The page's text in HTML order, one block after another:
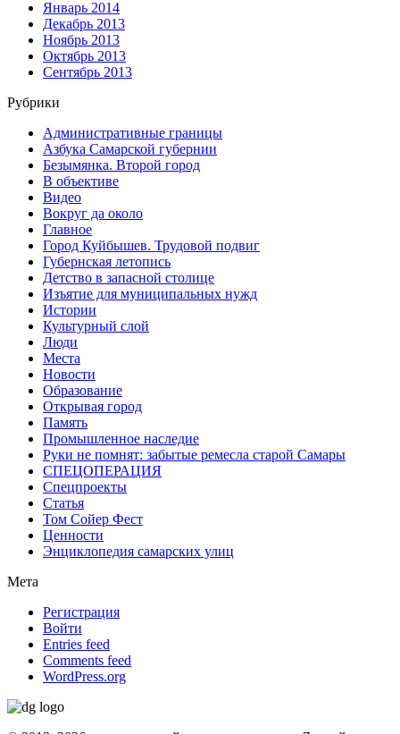
Январь 2014
Декабрь 2013
Ноябрь 2013
Октябрь 2013
Сентябрь 2013
Рубрики
Административные границы
Азбука Самарской губернии
Безымянка. Второй город
В объективе
Видео
Вокруг да около
Главное
Город Куйбышев. Трудовой подвиг
Губернская летопись
Детство в запасной столице
Изъятие для муниципальных нужд
Истории
Культурный слой
Люди
Места
Новости
Образование
Открывая город
Память
Промышленное наследие
Руки не помнят: забытые ремесла старой Самары
СПЕЦОПЕРАЦИЯ
Спецпроекты
Статья
Том Сойер Фест
Ценности
Энциклопедия самарских улиц
Мета
Регистрация
Войти
Entries feed
Comments feed
WordPress.org